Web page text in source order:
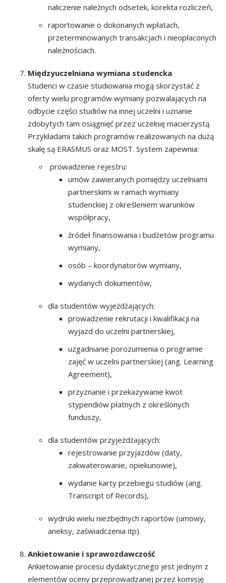
naliczenie należnych odsetek, korekta rozliczeń,
raportowanie o dokonanych wpłatach,
przeterminowanych transakcjach i nieopłaconych
należnościach.
Międzyuczelniana wymiana studencka
Studenci w czasie studiowania mogą skorzystać z
oferty wielu programów wymiany pozwalających na
odbycie części studiów na innej uczelni i uznanie
zdobytych tam osiągnięć przez uczelnię macierzystą.
Przykładami takich programów realizowanych na dużą
skalę są ERASMUS oraz MOST. System zapewnia:
prowadzenie rejestru:
umów zawieranych pomiędzy uczelniami
partnerskimi w ramach wymiany
studenckiej z określeniem warunków
współpracy,
źródeł finansowania i budżetów programu
wymiany,
osób – koordynatorów wymiany,
wydanych dokumentów,
dla studentów wyjeżdżających:
prowadzenie rekrutacji i kwalifikacji na
wyjazd do uczelni partnerskiej,
uzgadnianie porozumienia o programie
zajęć w uczelni partnerskiej (ang. Learning
Agreement),
przyznanie i przekazywanie kwot
stypendiów płatnych z określonych
funduszy,
dla studentów przyjeżdżających:
rejestrowanie przyjazdów (daty,
zakwaterowanie, opiekunowie),
wydanie karty przebiegu studiów (ang.
Transcript of Records),
wydruki wielu niezbędnych raportów (umowy,
aneksy, zaświadczenia itp).
Ankietowanie i sprawozdawczość
Ankietowanie procesu dydaktycznego jest jednym z
elementów oceny przeprowadzanej przez komisję